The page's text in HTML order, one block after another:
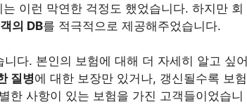
이런 막연한 걱정도 했었습니다. 하지만 회
의 DB를 적극적으로 제공해주었습니다.
다. 본인의 보험에 대해 더 자세히 알고 싶어
질병에 대한 보장만 있거나, 갱신될수록 보험
한 사항이 있는 보험을 가진 고객들이었습니